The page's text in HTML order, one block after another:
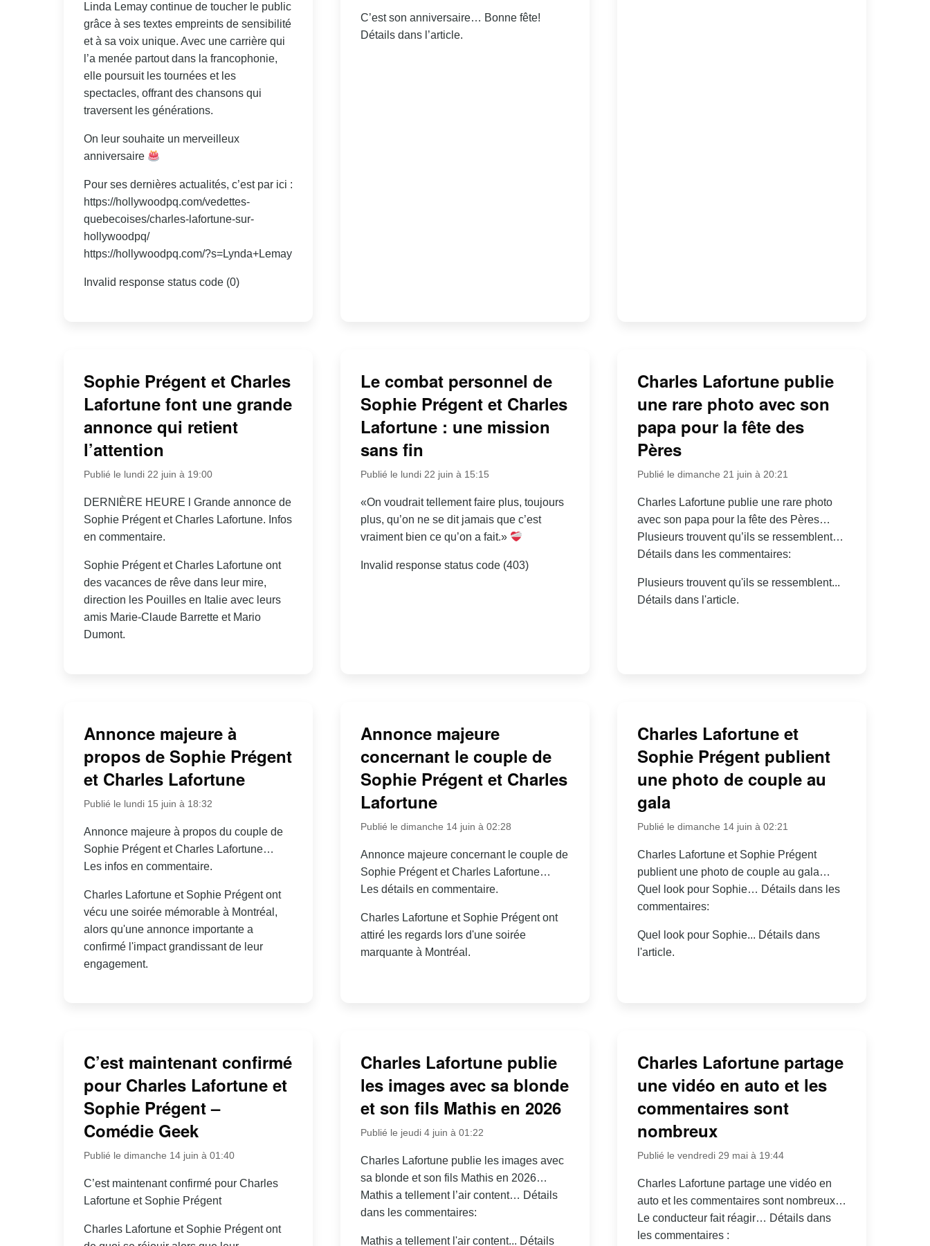
Linda Lemay continue de toucher le public
grâce à ses textes empreints de sensibilité
et à sa voix unique. Avec une carrière qui
l’a menée partout dans la francophonie,
elle poursuit les tournées et les
spectacles, offrant des chansons qui
traversent les générations.
On leur souhaite un merveilleux
anniversaire
Pour ses dernières actualités, c’est par ici :
https://hollywoodpq.com/vedettes-
quebecoises/charles-lafortune-sur-
hollywoodpq/
https://hollywoodpq.com/?s=Lynda+Lemay
Invalid response status code (0)
C’est son anniversaire… Bonne fête!
Détails dans l’article.
Sophie Prégent et Charles
Lafortune font une grande
annonce qui retient
l’attention
Publié le lundi 22 juin à 19:00
DERNIÈRE HEURE l Grande annonce de
Sophie Prégent et Charles Lafortune. Infos
en commentaire.
Sophie Prégent et Charles Lafortune ont
des vacances de rêve dans leur mire,
direction les Pouilles en Italie avec leurs
amis Marie-Claude Barrette et Mario
Dumont.
Le combat personnel de
Sophie Prégent et Charles
Lafortune : une mission
sans fin
Publié le lundi 22 juin à 15:15
«On voudrait tellement faire plus, toujours
plus, qu’on ne se dit jamais que c’est
vraiment bien ce qu’on a fait.»
Invalid response status code (403)
Charles Lafortune publie
une rare photo avec son
papa pour la fête des
Pères
Publié le dimanche 21 juin à 20:21
Charles Lafortune publie une rare photo
avec son papa pour la fête des Pères…
Plusieurs trouvent qu’ils se ressemblent…
Détails dans les commentaires:
Plusieurs trouvent qu'ils se ressemblent...
Détails dans l'article.
Annonce majeure à
propos de Sophie Prégent
et Charles Lafortune
Publié le lundi 15 juin à 18:32
Annonce majeure à propos du couple de
Sophie Prégent et Charles Lafortune…
Les infos en commentaire.
Charles Lafortune et Sophie Prégent ont
vécu une soirée mémorable à Montréal,
alors qu'une annonce importante a
confirmé l'impact grandissant de leur
engagement.
Annonce majeure
concernant le couple de
Sophie Prégent et Charles
Lafortune
Publié le dimanche 14 juin à 02:28
Annonce majeure concernant le couple de
Sophie Prégent et Charles Lafortune…
Les détails en commentaire.
Charles Lafortune et Sophie Prégent ont
attiré les regards lors d'une soirée
marquante à Montréal.
Charles Lafortune et
Sophie Prégent publient
une photo de couple au
gala
Publié le dimanche 14 juin à 02:21
Charles Lafortune et Sophie Prégent
publient une photo de couple au gala…
Quel look pour Sophie… Détails dans les
commentaires:
Quel look pour Sophie... Détails dans
l'article.
C’est maintenant confirmé
pour Charles Lafortune et
Sophie Prégent –
Comédie Geek
Publié le dimanche 14 juin à 01:40
C’est maintenant confirmé pour Charles
Lafortune et Sophie Prégent
Charles Lafortune et Sophie Prégent ont
Charles Lafortune publie
les images avec sa blonde
et son fils Mathis en 2026
Publié le jeudi 4 juin à 01:22
Charles Lafortune publie les images avec
sa blonde et son fils Mathis en 2026…
Mathis a tellement l’air content… Détails
dans les commentaires:
Mathis a tellement l'air content... Détails
Charles Lafortune partage
une vidéo en auto et les
commentaires sont
nombreux
Publié le vendredi 29 mai à 19:44
Charles Lafortune partage une vidéo en
auto et les commentaires sont nombreux…
Le conducteur fait réagir… Détails dans
les commentaires :